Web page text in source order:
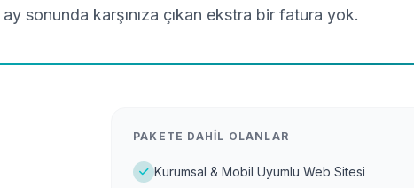
sonunda karşınıza çıkan ekstra bir fatura yok.
PAKETE DAHIL OLANLAR
Kurumsal & Mobil Uyumlu Web Sitesi